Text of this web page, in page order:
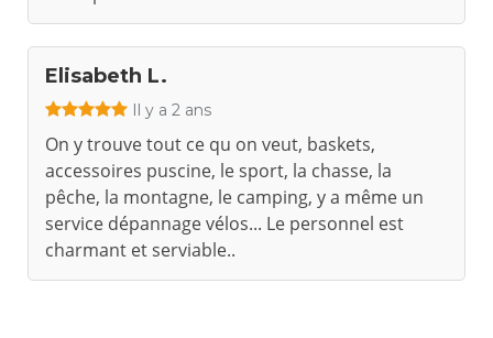
Elisabeth L.
Il y a 2 ans
On y trouve tout ce qu on veut, baskets,
accessoires puscine, le sport, la chasse, la
pêche, la montagne, le camping, y a même un
service dépannage vélos... Le personnel est
charmant et serviable..